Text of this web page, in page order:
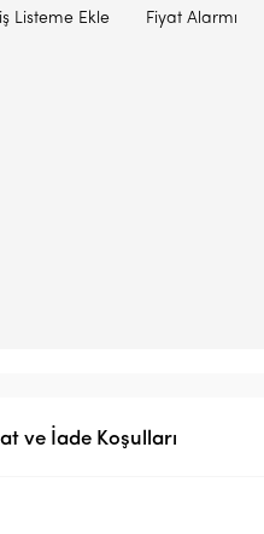
Listeme Ekle Fiyat Alarmı
ve İade Koşulları